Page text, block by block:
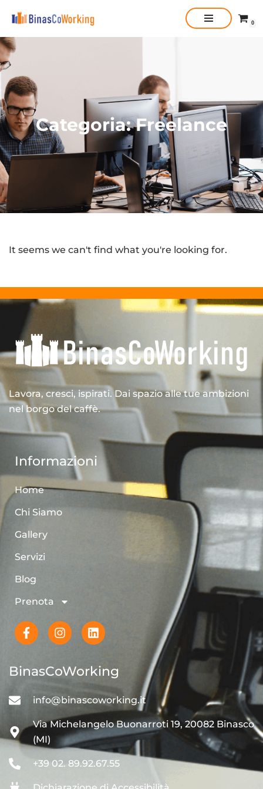
al
contenuto
0
Categoria: Freelance
It seems we can't find what you're looking for.
Lavora, cresci, ispirati. Dai spazio alle tue ambizioni
nel borgo del caffè.
Informazioni
Home
Chi Siamo
Gallery
Servizi
Blog
Prenota
BinasCoWorking
info@binascoworking.it
Via Michelangelo Buonarroti 19, 20082 Binasco
(MI)
+39 02. 89.92.67.55